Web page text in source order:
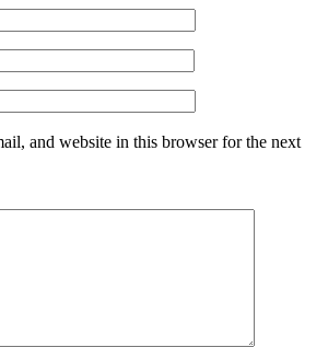
and website in this browser for the next